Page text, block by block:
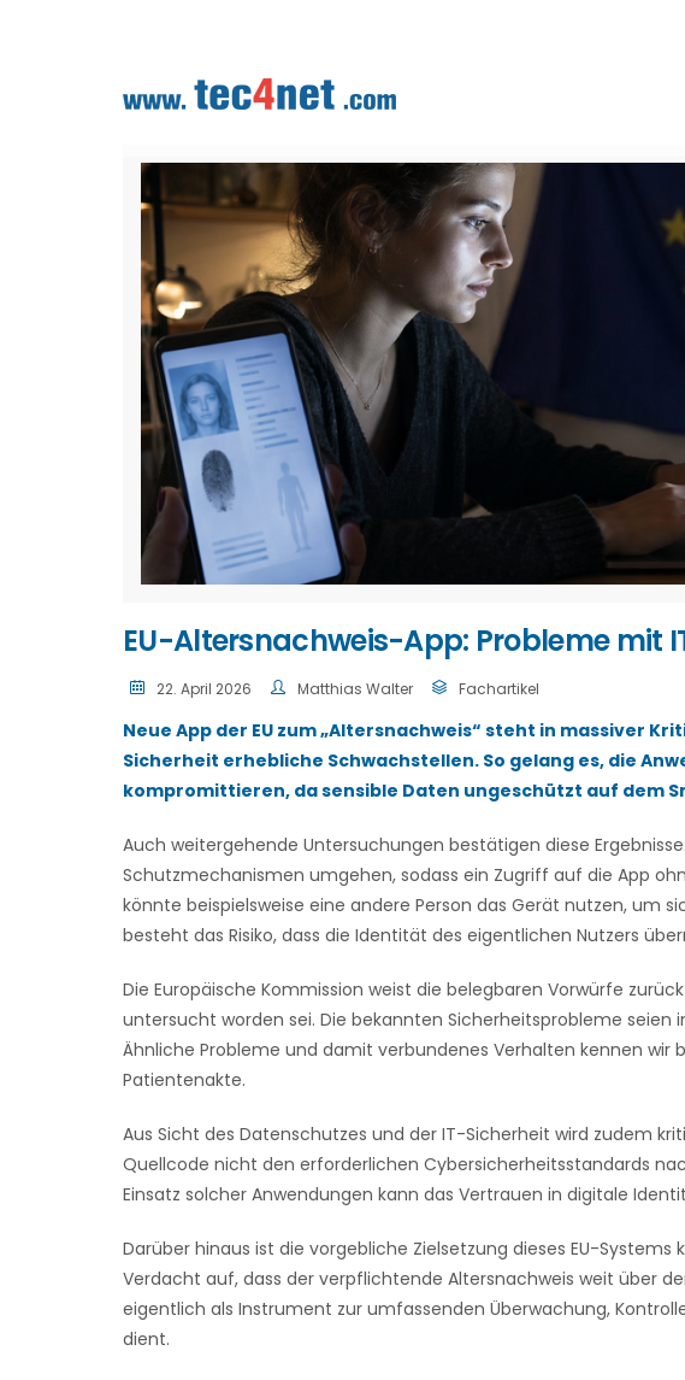
EU-Altersnachweis-App: Probleme mit
22. April 2026 Matthias Walter Fachartikel
Neue App der EU zum „Altersnachweis“ steht in massiver
Sicherheit erhebliche Schwachstellen. So gelang es, die
kompromittieren, da sensible Daten ungeschützt auf dem
Auch weitergehende Untersuchungen bestätigen diese
Schutzmechanismen umgehen, sodass ein Zugriff auf die App
könnte beispielsweise eine andere Person das Gerät nutzen, um
besteht das Risiko, dass die Identität des eigentlichen Nutzers
Die Europäische Kommission weist die belegbaren Vorwürfe
untersucht worden sei. Die bekannten Sicherheitsprobleme seien
Ähnliche Probleme und damit verbundenes Verhalten kennen wir
Patientenakte.
Aus Sicht des Datenschutzes und der IT-Sicherheit wird zudem
Quellcode nicht den erforderlichen Cybersicherheitsstandards
Einsatz solcher Anwendungen kann das Vertrauen in digitale
Darüber hinaus ist die vorgebliche Zielsetzung dieses EU-
Verdacht auf, dass der verpflichtende Altersnachweis weit über
eigentlich als Instrument zur umfassenden Überwachung,
dient.